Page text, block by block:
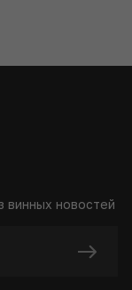
винных новостей